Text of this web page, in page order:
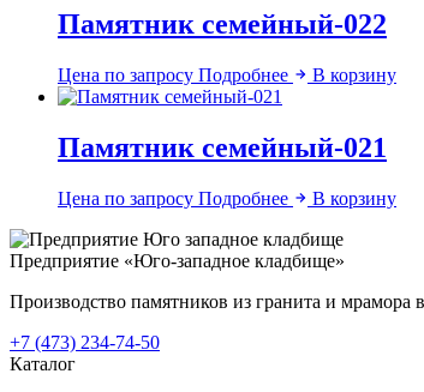
Памятник семейный-022
Цена по запросу Подробнее В корзину
Памятник семейный-021
Цена по запросу Подробнее В корзину
Предприятие «Юго-западное кладбище»
Производство памятников из гранита и мрамора
+7 (473) 234-74-50
Каталог